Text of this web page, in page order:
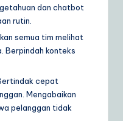
dan chatbot
rutin.
semua tim melihat
Berpindah konteks
cepat
Mengabaikan
pelanggan tidak